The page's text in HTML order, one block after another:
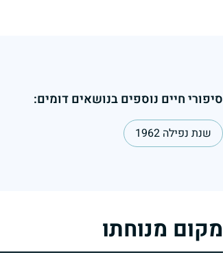
סיפורי חיים נוספים בנושאים דומים:
שנת נפילה 1962
מקום מנוחתו